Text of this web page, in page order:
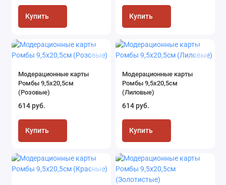
Купить Купить
Модерационные карты
Ромбы 9,5х20,5см
(Розовые)
614 руб.
Купить
Модерационные карты
Ромбы 9,5х20,5см
(Лиловые)
614 руб.
Купить